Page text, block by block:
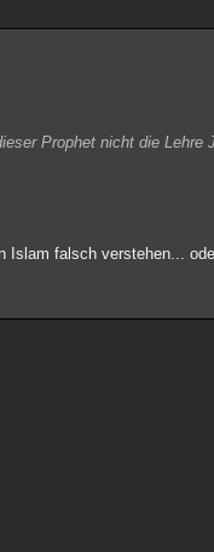
Prophet nicht die
Islam falsch verstehen...